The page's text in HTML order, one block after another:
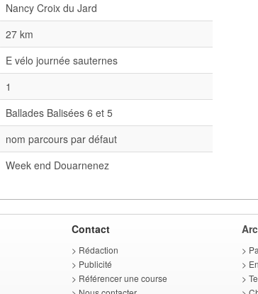
Nancy Croix du Jard
27 km
E vélo journée sauternes
1
Ballades Balisées 6 et 5
nom parcours par défaut
Week end Douarnenez
Contact
> Rédaction
> Publicité
> Référencer une course
>
>
>